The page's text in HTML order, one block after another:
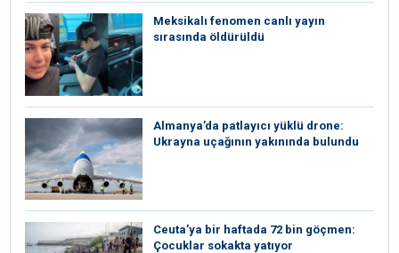
Meksikalı fenomen canlı yayın
sırasında öldürüldü
Almanya’da patlayıcı yüklü drone:
Ukrayna uçağının yakınında bulundu
Ceuta’ya bir haftada 72 bin göçmen:
Çocuklar sokakta yatıyor